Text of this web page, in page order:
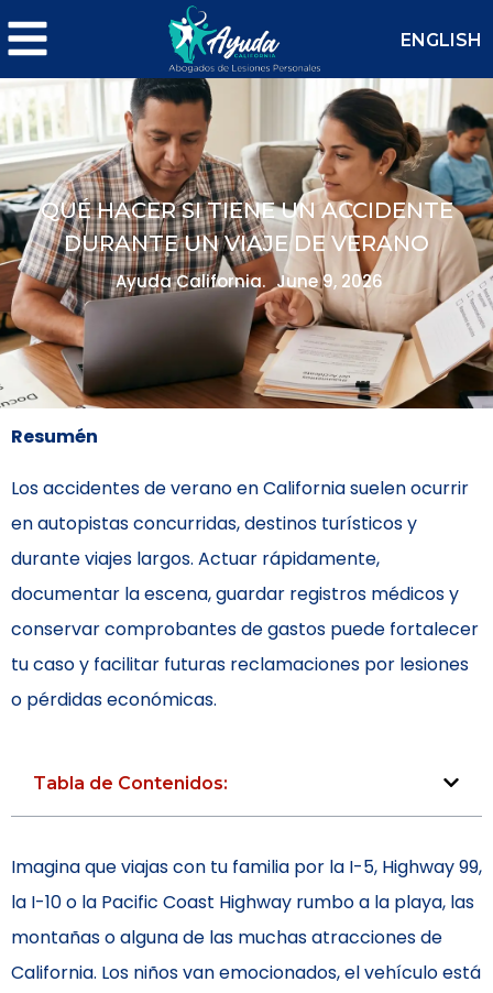
ENGLISH
QUÉ HACER SI TIENE UN ACCIDENTE
DURANTE UN VIAJE DE VERANO
Ayuda California. June 9, 2026
Resumén
Los accidentes de verano en California suelen ocurrir
en autopistas concurridas, destinos turísticos y
durante viajes largos. Actuar rápidamente,
documentar la escena, guardar registros médicos y
conservar comprobantes de gastos puede fortalecer
tu caso y facilitar futuras reclamaciones por lesiones
o pérdidas económicas.
Tabla de Contenidos:
Imagina que viajas con tu familia por la I-5, Highway 99,
la I-10 o la Pacific Coast Highway rumbo a la playa, las
montañas o alguna de las muchas atracciones de
California. Los niños van emocionados, el vehículo está